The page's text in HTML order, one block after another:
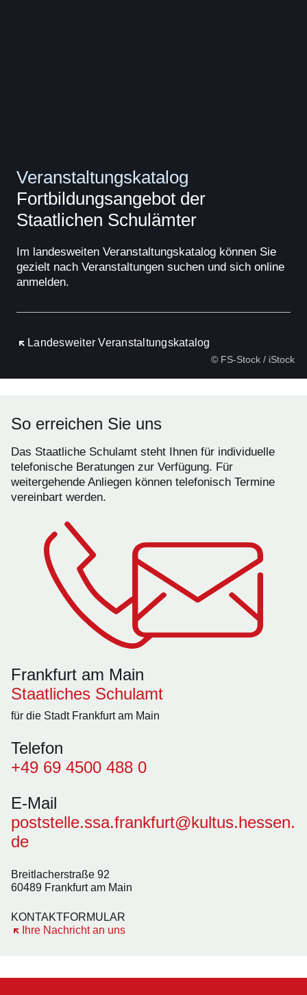
© FS-Stock / iStock
Veranstaltungskatalog
Fortbildungsangebot der
Staatlichen Schulämter
Im landesweiten Veranstaltungskatalog können Sie
gezielt nach Veranstaltungen suchen und sich online
anmelden.
Landesweiter Veranstaltungskatalog
Öffnet sich in einem neuen Fenster
So erreichen Sie uns
Das Staatliche Schulamt steht Ihnen für individuelle
telefonische Beratungen zur Verfügung. Für
weitergehende Anliegen können telefonisch Termine
vereinbart werden.
Frankfurt am Main
Staatliches Schulamt
für die Stadt Frankfurt am Main
Telefon
+49 69 4500 488 0
E-Mail
poststelle.ssa.frankfurt@kultus.hessen.
de
Breitlacherstraße 92
60489 Frankfurt am Main
KONTAKTFORMULAR
Ihre Nachricht an uns
Öffnet sich in einem neuen Fenster